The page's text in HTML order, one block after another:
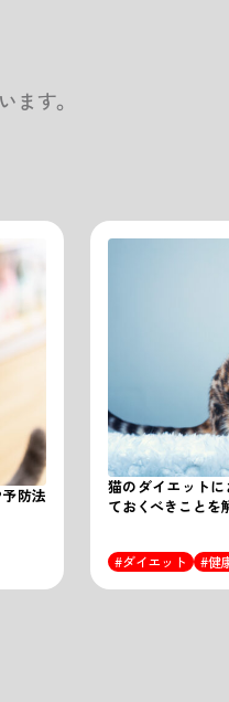
ます。
防法
猫のダイエット
ておくべきことを
ダイエット 健